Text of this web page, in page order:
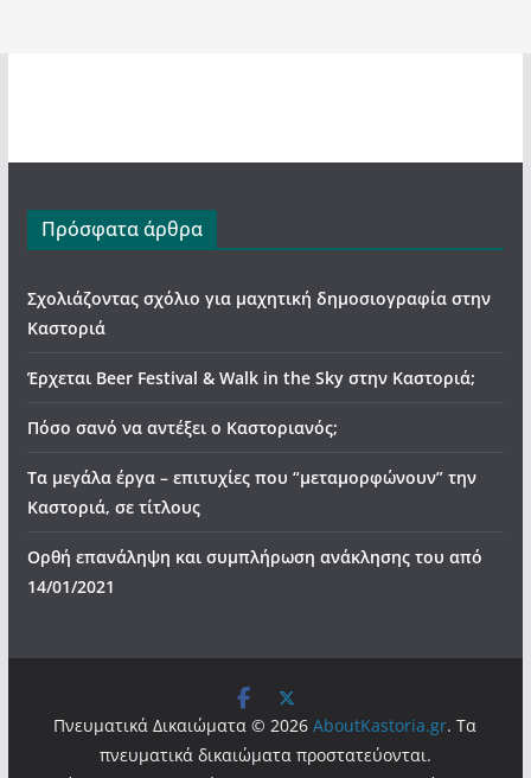
Πρόσφατα άρθρα
Σχολιάζοντας σχόλιο για μαχητική δημοσιογραφία στην
Καστοριά
Έρχεται Beer Festival & Walk in the Sky στην Καστοριά;
Πόσο σανό να αντέξει ο Καστοριανός;
Τα μεγάλα έργα – επιτυχίες που “μεταμορφώνουν” την
Καστοριά, σε τίτλους
Ορθή επανάληψη και συμπλήρωση ανάκλησης του από
14/01/2021
Πνευματικά Δικαιώματα © 2026AboutKastoria.gr. Τα
πνευματικά δικαιώματα προστατεύονται.